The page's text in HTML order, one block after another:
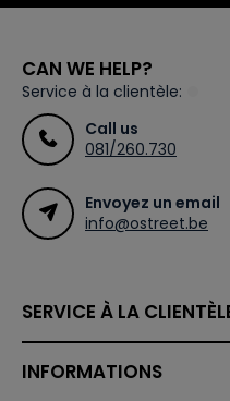
CAN WE HELP?
Service à la clientèle:
Call us
081/260.730
Envoyez un email
info@ostreet.be
SERVICE À LA
INFORMATIONS